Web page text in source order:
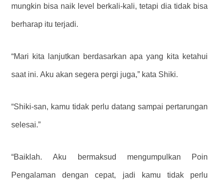
mungkin bisa naik level berkali-kali, tetapi dia tidak bisa
berharap itu terjadi.
“Mari kita lanjutkan berdasarkan apa yang kita ketahui
saat ini. Aku akan segera pergi juga,” kata Shiki.
“Shiki-san, kamu tidak perlu datang sampai pertarungan
selesai.”
“Baiklah. Aku bermaksud mengumpulkan Poin
Pengalaman dengan cepat, jadi kamu tidak perlu